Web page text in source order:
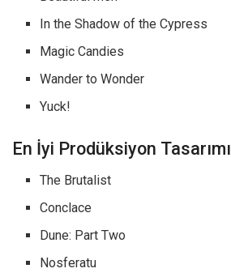
In the Shadow of the Cypress
Magic Candies
Wander to Wonder
Yuck!
En İyi Prodüksiyon Tasarımı
The Brutalist
Conclace
Dune: Part Two
Nosferatu